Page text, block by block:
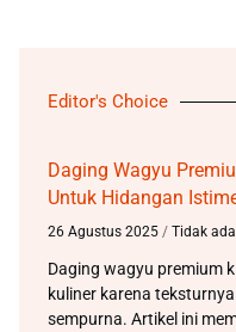
Editor's Choice
Daging Wagyu
Untuk Hidangan
26 Agustus 2025 Tidak
Daging wagyu premium
kuliner karena
sempurna. Artikel ini